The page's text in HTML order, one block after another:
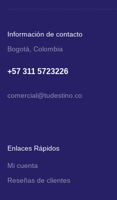
Información de contacto
Bogotá, Colombia
+57 311 5723226
comercial@tudestino.co
Enlaces Rápidos
Mi cuenta
Reseñas de clientes